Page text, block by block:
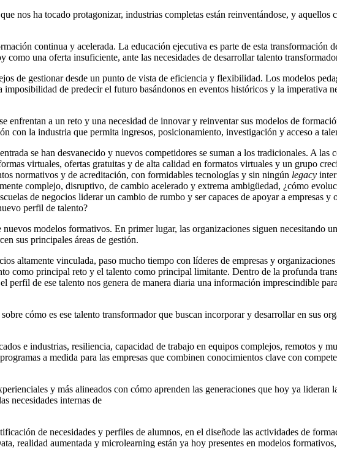
nos ha tocado protagonizar, industrias completas están reinventándose, y aquellos
continua y acelerada. La educación ejecutiva es parte de esta transformación
como una oferta insuficiente, ante las necesidades de desarrollar talento
de gestionar desde un punto de vista de eficiencia y flexibilidad. Los modelos
de predecir el futuro basándonos en eventos históricos y la imperativa
enfrentan a un reto y una necesidad de innovar y reinventar sus modelos de
con la industria que permita ingresos, posicionamiento, investigación y acceso a
se han desvanecido y nuevos competidores se suman a los tradicionales. A
virtuales, ofertas gratuitas y de alta calidad en formatos virtuales y un grupo
normativos y de acreditación, con formidables tecnologías y sin ningún legacy
complejo, disruptivo, de cambio acelerado y extrema ambigüedad, ¿cómo
de negocios liderar un cambio de rumbo y ser capaces de apoyar a empresas
perfil de talento?
modelos formativos. En primer lugar, las organizaciones siguen necesitando
sus principales áreas de gestión.
altamente vinculada, paso mucho tiempo con líderes de empresas y
como principal reto y el talento como principal limitante. Dentro de la profunda
perfil de ese talento nos genera de manera diaria una información imprescindible
cómo es ese talento transformador que buscan incorporar y desarrollar en sus
e industrias, resiliencia, capacidad de trabajo en equipos complejos, remotos y
a medida para las empresas que combinen conocimientos clave con
y más alineados con cómo aprenden las generaciones que hoy ya
necesidades internas de
de necesidades y perfiles de alumnos, en el diseñode las actividades de
realidad aumentada y microlearning están ya hoy presentes en modelos